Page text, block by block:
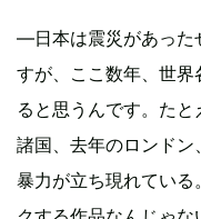
―日本は震災があった
すが、ここ数年、世
ると思うんです。た
諸国、去年のロンド
暴力が立ち現れてい